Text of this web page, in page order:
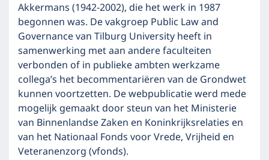
Akkermans (1942-2002), die het werk in 1987
begonnen was. De vakgroep Public Law and
Governance van Tilburg University heeft in
samenwerking met aan andere faculteiten
verbonden of in publieke ambten werkzame
collega’s het becommentariëren van de Grondwet
kunnen voortzetten. De webpublicatie werd mede
mogelijk gemaakt door steun van het Ministerie
van Binnenlandse Zaken en Koninkrijksrelaties en
van het Nationaal Fonds voor Vrede, Vrijheid en
Veteranenzorg (vfonds).